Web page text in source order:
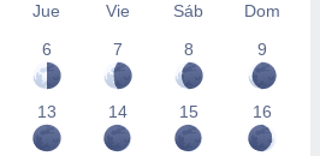
Jue Vie Sáb
Dom
6
7 8 9
13 14 15 16